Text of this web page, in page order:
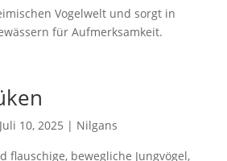
Vogelwelt und sorgt in
für Aufmerksamkeit.
Juli 10, 2025 | Nilgans
flauschige, bewegliche Jungvögel,